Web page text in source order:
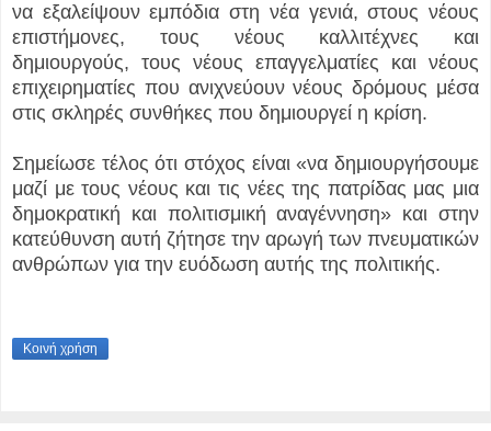
να εξαλείψουν εμπόδια στη νέα γενιά, στους νέους
επιστήμονες, τους νέους καλλιτέχνες και
δημιουργούς, τους νέους επαγγελματίες και νέους
επιχειρηματίες που ανιχνεύουν νέους δρόμους μέσα
στις σκληρές συνθήκες που δημιουργεί η κρίση.
Σημείωσε τέλος ότι στόχος είναι «να δημιουργήσουμε
μαζί με τους νέους και τις νέες της πατρίδας μας μια
δημοκρατική και πολιτισμική αναγέννηση» και στην
κατεύθυνση αυτή ζήτησε την αρωγή των πνευματικών
ανθρώπων για την ευόδωση αυτής της πολιτικής.
Κοινή χρήση